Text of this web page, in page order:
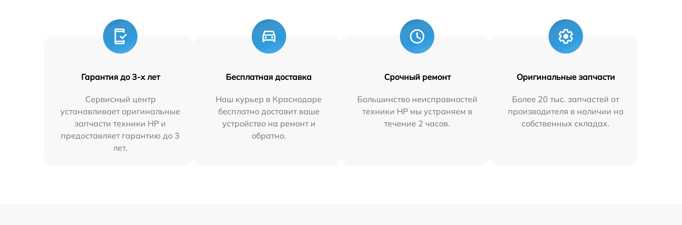
Гарантия до 3-х лет
Сервисный центр
устанавливает оригинальные
запчасти техники HP и
предоставляет гарантию до 3
лет.
Бесплатная доставка
Наш курьер в Краснодаре
бесплатно доставит ваше
устройство на ремонт и
обратно.
Срочный ремонт
Большинство неисправностей
техники HP мы устраняем в
течение 2 часов.
Оригинальные запчасти
Более 20 тыс. запчастей от
производителя в наличии на
собственных складах.